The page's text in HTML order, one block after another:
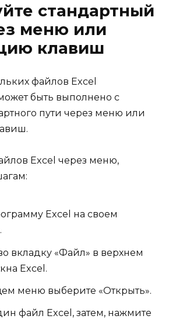
стандартный
меню или
клавиш
файлов Excel
быть выполнено с
пути через меню или
Excel через меню,
Excel на своем
вкладку «Файл» в верхнем
Excel.
меню выберите «Открыть».
файл Excel, затем, нажмите